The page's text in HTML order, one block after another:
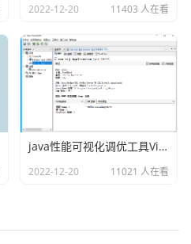
2022-12-20 11403 人在看
java性能可视化调优工具VisualVM
2022-12-20 11021 人在看